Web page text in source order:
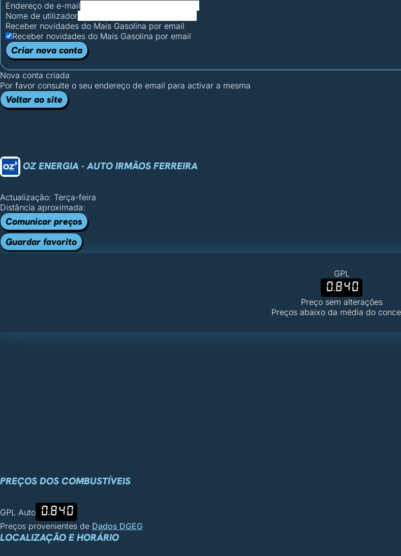
Endereço de e-mail
Nome de utilizador
Receber novidades do Mais Gasolina por email
Receber novidades do Mais Gasolina por email
Criar nova conta
Nova conta criada
Por favor consulte o seu endereço de email para activar a mesma
Voltar ao site
OZ ENERGIA - AUTO IRMÃOS FERREIRA
Actualização: Terça-feira
Distância aproximada:
Comunicar preços
Guardar favorito
GPL
0.840
Preço sem alterações
Preços abaixo da média do
PREÇOS DOS COMBUSTÍVEIS
GPL Auto 0.840
Preços provenientes de Dados DGEG
LOCALIZAÇÃO E HORÁRIO